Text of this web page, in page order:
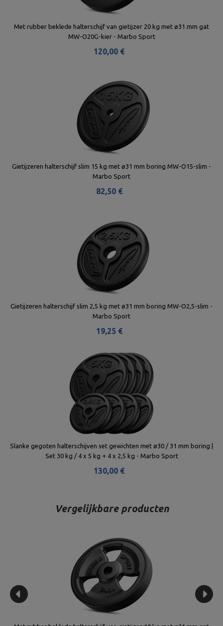
Met rubber beklede halterschijf van gietijzer 20 kg met ø31 mm gat
MW-O20G-kier - Marbo Sport
120,00 €
Gietijzeren halterschijf slim 15 kg met ø31 mm boring MW-O15-slim -
Marbo Sport
82,50 €
Gietijzeren halterschijf slim 2,5 kg met ø31 mm boring MW-O2,5-slim -
Marbo Sport
19,25 €
Slanke gegoten halterschijven set gewichten met ø30 / 31 mm boring |
Set 30 kg / 4 x 5 kg + 4 x 2,5 kg - Marbo Sport
130,00 €
Vergelijkbare producten